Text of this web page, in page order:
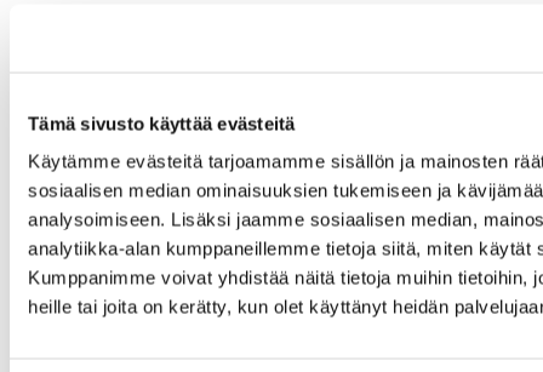
Tämä sivusto käyttää evästeitä
Käytämme evästeitä tarjoamamme sisällön ja mainosten
sosiaalisen median ominaisuuksien tukemiseen ja
analysoimiseen. Lisäksi jaamme sosiaalisen median,
analytiikka-alan kumppaneillemme tietoja siitä, miten käytät
Kumppanimme voivat yhdistää näitä tietoja muihin tietoihin,
heille tai joita on kerätty, kun olet käyttänyt heidän